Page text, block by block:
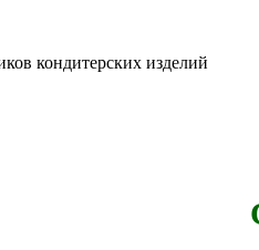
кондитерских изделий